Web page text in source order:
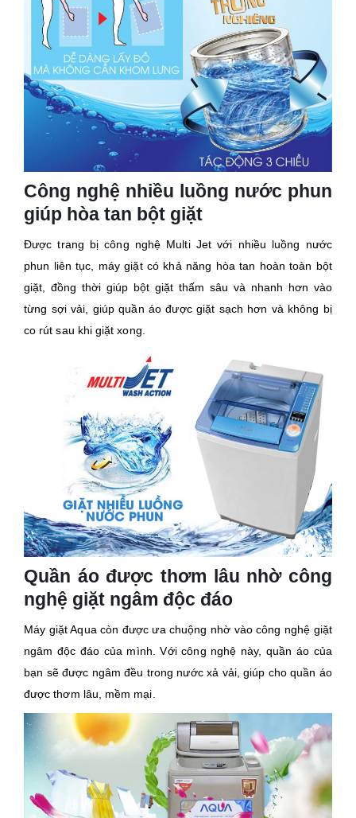
Công nghệ nhiều luồng nước phun
giúp hòa tan bột giặt
Được trang bị công nghệ Multi Jet với nhiều luồng nước
phun liên tục, máy giặt có khả năng hòa tan hoàn toàn bột
giặt, đồng thời giúp bột giặt thấm sâu và nhanh hơn vào
từng sợi vải, giúp quần áo được giặt sạch hơn và không bị
co rút sau khi giặt xong.
Quần áo được thơm lâu nhờ công
nghệ giặt ngâm độc đáo
Máy giặt Aqua còn được ưa chuộng nhờ vào công nghệ giặt
ngâm độc đáo của mình. Với công nghệ này, quần áo của
bạn sẽ được ngâm đều trong nước xả vải, giúp cho quần áo
được thơm lâu, mềm mại.